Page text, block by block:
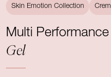
Skin Emotion Collection
Multi
Gel